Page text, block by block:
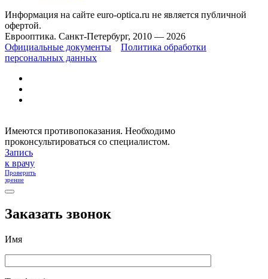
Информация на сайте euro-optica.ru не является публичной
офертой.
Еврооптика. Санкт-Петербург, 2010 — 2026
Официальные документы
Политика обработки
персональных данных
Имеются противопоказания. Необходимо
проконсультироваться со специалистом.
Запись
к врачу
Проверить
зрение
Заказать звонок
Имя